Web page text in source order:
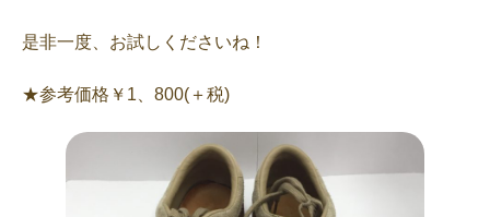
是非一度、お試しくださいね！
★参考価格￥1、800(＋税)